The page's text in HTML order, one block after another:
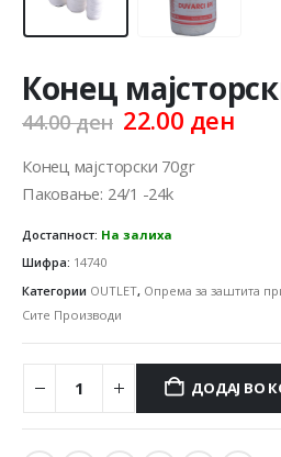
Конец
44.00ден Original
was:
44.00 ден.
22.00 ден
Конец мајсторски 70gr
Паковање: 24/1 -24k
Достапност: На залиха
Шифра: 14740
Категории OUTLET, Опрема за заштита
Сите Производи
ДОДАЈ ВО